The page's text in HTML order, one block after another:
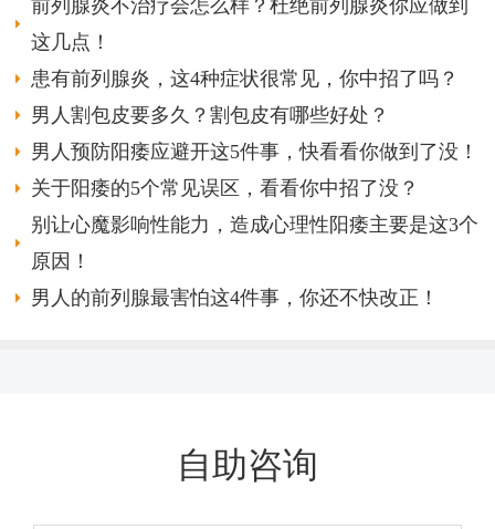
前列腺炎不治疗会怎么样？杜绝前列腺炎你应做到
这几点！
患有前列腺炎，这4种症状很常见，你中招了吗？
男人割包皮要多久？割包皮有哪些好处？
男人预防阳痿应避开这5件事，快看看你做到了没！
关于阳痿的5个常见误区，看看你中招了没？
别让心魔影响性能力，造成心理性阳痿主要是这3个
原因！
男人的前列腺最害怕这4件事，你还不快改正！
自助咨询